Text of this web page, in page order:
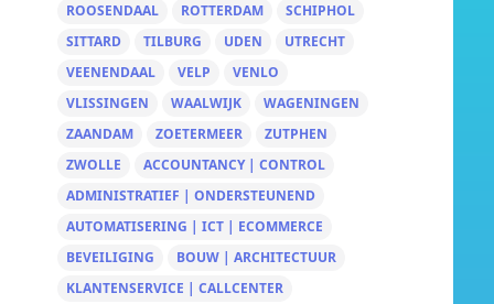
ROOSENDAAL
ROTTERDAM
SCHIPHOL
SITTARD
TILBURG UDEN
UTRECHT
VEENENDAAL
VELP
VENLO
VLISSINGEN
WAALWIJK
WAGENINGEN
ZAANDAM
ZOETERMEER
ZUTPHEN
ZWOLLE
ACCOUNTANCY | CONTROL
ADMINISTRATIEF | ONDERSTEUNEND
AUTOMATISERING | ICT | ECOMMERCE
BEVEILIGING
BOUW | ARCHITECTUUR
KLANTENSERVICE | CALLCENTER